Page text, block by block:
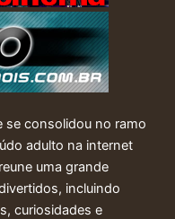
se consolidou no ramo
adulto na internet
uma grande
incluindo
curiosidades e